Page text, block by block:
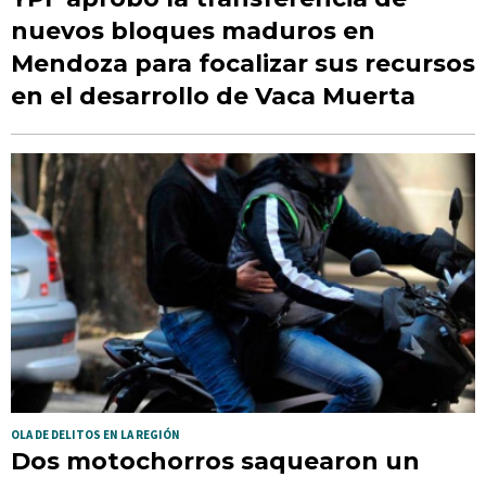
nuevos bloques maduros en
Mendoza para focalizar sus recursos
en el desarrollo de Vaca Muerta
OLA DE DELITOS EN LA REGIÓN
Dos motochorros saquearon un